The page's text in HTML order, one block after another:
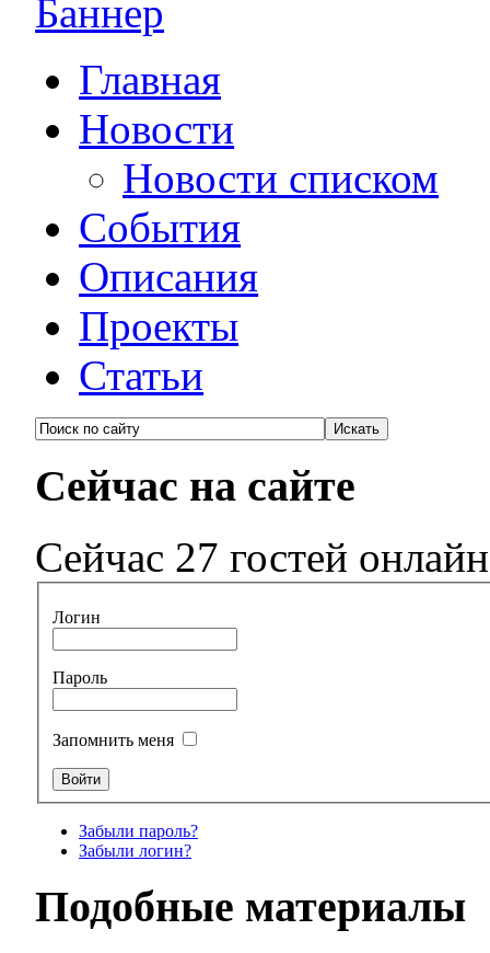
Главная
Новости
Новости списком
События
Описания
Проекты
Статьи
Сейчас на сайте
Сейчас 27 гостей онлайн
Логин
Пароль
Запомнить меня
Забыли пароль?
Забыли логин?
Подобные материалы